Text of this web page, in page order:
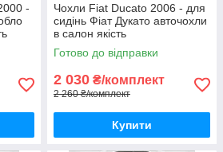
-
Чохли Fiat Ducato 2006 - для
сидінь Фіат Дукато авточохли
в салон якість
Готово до відправки
2 030 ₴/комплект
2 260 ₴/комплект
Купити